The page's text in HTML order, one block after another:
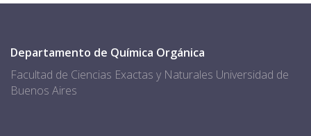
Departamento de Química Orgánica
Facultad de Ciencias Exactas y Naturales Universidad de
Buenos Aires